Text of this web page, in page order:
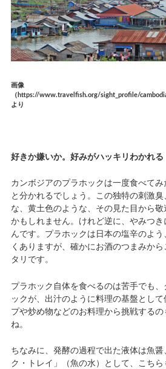
画像
（https://www.travelfish.org/sight_profile/
より
好きか嫌いか。好みがハッキリわかれる
カンボジアのプラホックは一度食べて
と分かれるでしょう。この独特の刺激
な、黄土色のような、その見た目から
かもしれません。けれど逆に、やみつ
んです。プラホックは日本の塩辛のよ
くありますが、確かにお酒のつまみか
タリです。
プラホック自体を食べるのは苦手でも
ックが、出汁のように料理の基盤とし
プや炒め物などのお料理から挑戦する
ね。
ちなみに、発酵の過程で出た液体は魚
ク・トレイ」（魚の水）として、こち